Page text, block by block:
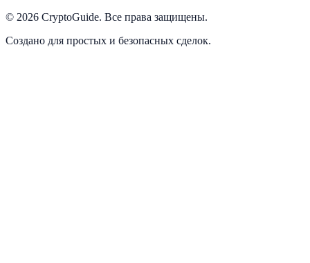
© 2026 CryptoGuide. Все права защищены.
Создано для простых и безопасных сделок.